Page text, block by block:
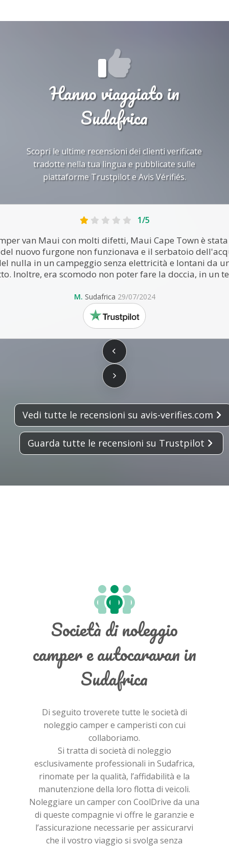
Hanno viaggiato in
Sudafrica
Scopri le ultime recensioni dei clienti verificate
tradotte nella tua lingua e pubblicate sulle
piattaforme Trustpilot e Avis Vérifiés.
1/5
van Maui con molti difetti, Maui Cape Town è
nuovo furgone non funzionava e il serbatoio
nulla in un campeggio senza elettricità e lontani da
Inoltre, era scomodo non poter fare la doccia, in un
M. Sudafrica 29/07/2024
trustpilot
Vedi tutte le recensioni su avis-verifies.com
Guarda tutte le recensioni su Trustpilot
Società di noleggio
camper e autocaravan in
Sudafrica
Di seguito troverete tutte le società di
noleggio camper e camperisti con cui
collaboriamo.
Si tratta di società di noleggio
esclusivamente professionali in Sudafrica,
rinomate per la qualità, l’affidabilità e la
manutenzione della loro flotta di veicoli.
Noleggiare un camper con CoolDrive da una
di queste compagnie vi offre le garanzie e
l’assicurazione necessarie per assicurarvi
che il vostro viaggio si svolga senza